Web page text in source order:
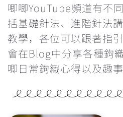
為甚麼鉤織會引致
雙色鎖針的做法
唧唧YouTube頻道有不
括基礎針法、進階針法
教學，各位可以跟著指
會在Blog中分享各種鉤
唧日常鉤織心得以及趣事